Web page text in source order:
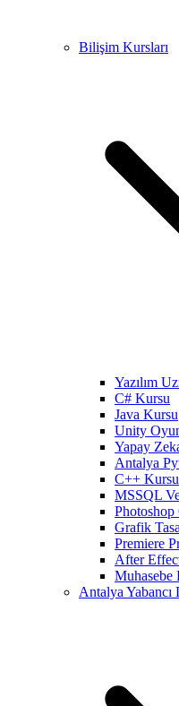
Bilişim Kursları
Yazılım
C# Kursu
Java Kursu
Unity
Yapay
Antalya
C++ Kursu
MSSQL
Grafik
Premiere
After
Muhasebe
Antalya Yabancı